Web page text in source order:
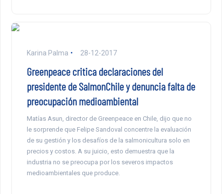
Karina Palma 28-12-2017
Greenpeace critica declaraciones del
presidente de SalmonChile y denuncia falta de
preocupación medioambiental
Matías Asun, director de Greenpeace en Chile, dijo que no
le sorprende que Felipe Sandoval concentre la evaluación
de su gestión y los desafíos de la salmonicultura solo en
precios y costos. A su juicio, esto demuestra que la
industria no se preocupa por los severos impactos
medioambientales que produce.